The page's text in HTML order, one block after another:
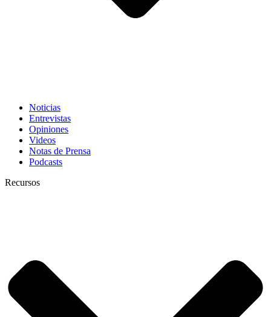
Noticias
Entrevistas
Opiniones
Videos
Notas de Prensa
Podcasts
Recursos